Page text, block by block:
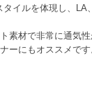
イルを体現し、LA
素材で非常に通気
ーにもオススメです